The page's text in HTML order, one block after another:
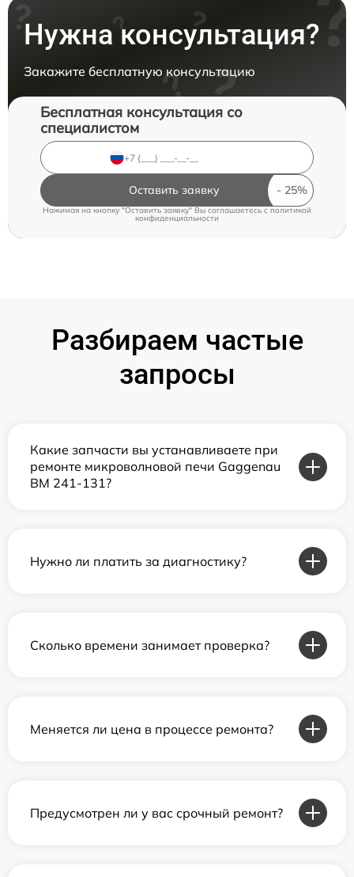
Нужна консультация?
Закажите бесплатную консультацию
Бесплатная консультация со
специалистом
Оставить заявку
Нажимая на кнопку "Оставить заявку" Вы соглашаетесь c политикой
конфиденциальности
Разбираем частые
запросы
Какие запчасти вы устанавливаете при
ремонте микроволновой печи Gaggenau
BM 241-131?
Нужно ли платить за диагностику?
Сколько времени занимает проверка?
Меняется ли цена в процессе ремонта?
Предусмотрен ли у вас срочный ремонт?